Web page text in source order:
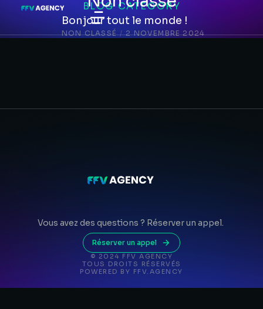
BLOG CATEGORY
Bonjour tout le monde !
NON CLASSÉ / 2 NOVEMBRE 2024
Vous avez des questions ? Réserver un appel.
Réserver un appel
© 2024 FFV AGENCY
TOUS DROITS RÉSERVÉS
POWERED BY FFV.AGENCY